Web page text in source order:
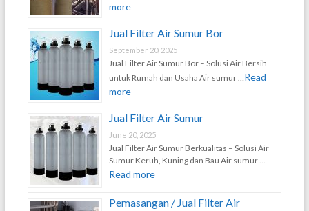
more
Jual Filter Air Sumur Bor
September 20, 2025
Jual Filter Air Sumur Bor – Solusi Air Bersih
untuk Rumah dan Usaha Air sumur …Read
more
Jual Filter Air Sumur
June 20, 2025
Jual Filter Air Sumur Berkualitas – Solusi Air
Sumur Keruh, Kuning dan Bau Air sumur …
Read more
Pemasangan / Jual Filter Air